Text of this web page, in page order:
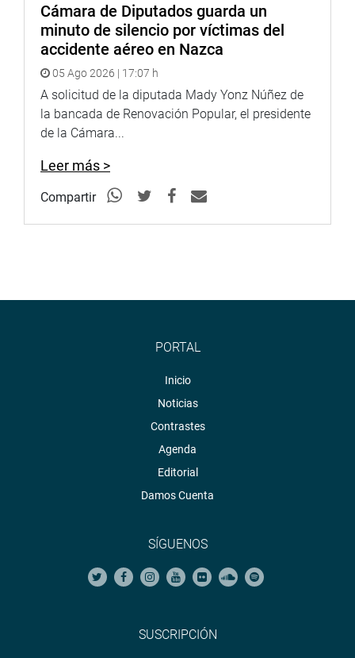
Cámara de Diputados guarda un
minuto de silencio por víctimas del
accidente aéreo en Nazca
05 Ago 2026 | 17:07 h
A solicitud de la diputada Mady Yonz Núñez de
la bancada de Renovación Popular, el presidente
de la Cámara...
Leer más >
Compartir
PORTAL
Inicio
Noticias
Contrastes
Agenda
Editorial
Damos Cuenta
SÍGUENOS
SUSCRIPCIÓN